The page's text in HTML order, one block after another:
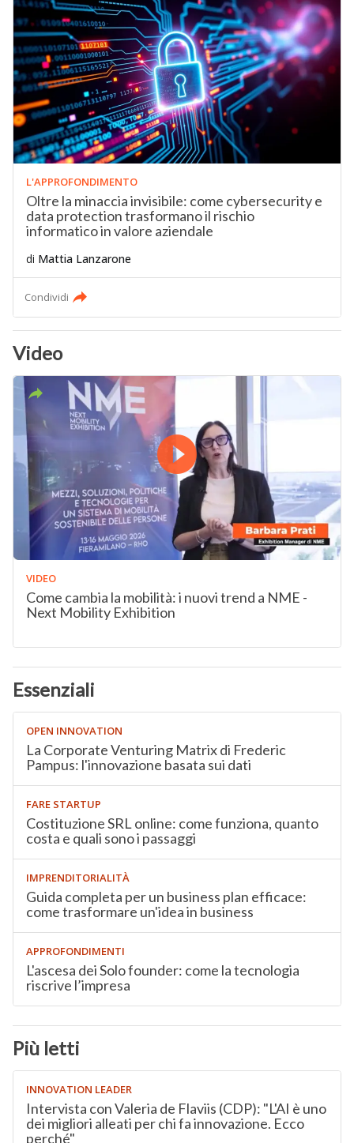
L'APPROFONDIMENTO
Oltre la minaccia invisibile: come cybersecurity e
data protection trasformano il rischio
informatico in valore aziendale
di Mattia Lanzarone
Condividi
Video
VIDEO
Come cambia la mobilità: i nuovi trend a NME -
Next Mobility Exhibition
Essenziali
OPEN INNOVATION
La Corporate Venturing Matrix di Frederic
Pampus: l'innovazione basata sui dati
FARE STARTUP
Costituzione SRL online: come funziona, quanto
costa e quali sono i passaggi
IMPRENDITORIALITÀ
Guida completa per un business plan efficace:
come trasformare un'idea in business
APPROFONDIMENTI
L'ascesa dei Solo founder: come la tecnologia
riscrive l’impresa
Più letti
INNOVATION LEADER
Intervista con Valeria de Flaviis (CDP): "L'AI è uno
dei migliori alleati per chi fa innovazione. Ecco
perché"